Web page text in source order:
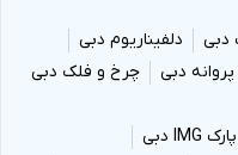
دبی
دلفیناریوم دبی
پروانه دبی
چرخ و فلک دبی
پارک IMG دبی